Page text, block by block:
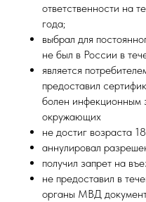
ответственности на
года;
выбрал для
не был в России в
является
предоставил
болен инфекционным
окружающих
не достиг возраста
аннулировал
получил запрет на
не предоставил в
органы МВД